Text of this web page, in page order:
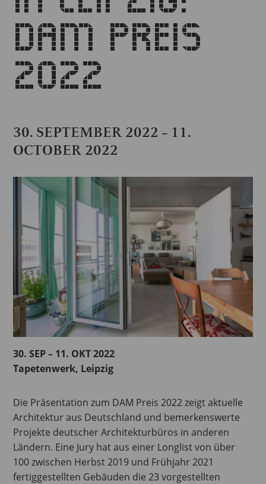
DAM PREIS
2022
30. SEPTEMBER 2022 – 11.
OCTOBER 2022
30. SEP – 11. OKT 2022
Tapetenwerk, Leipzig
Die Präsentation zum DAM Preis 2022 zeigt aktuelle
Architektur aus Deutschland und bemerkenswerte
Projekte deutscher Architekturbüros in anderen
Ländern. Eine Jury hat aus einer Longlist von über
100 zwischen Herbst 2019 und Frühjahr 2021
fertiggestellten Gebäuden die 23 vorgestellten